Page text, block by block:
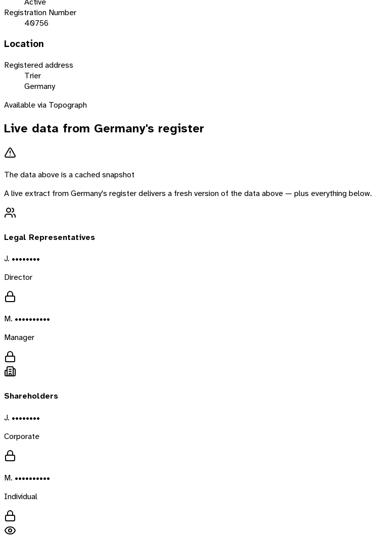
Registration Number
40756
Location
Registered address
Trier
Germany
Available via Topograph
Live data from Germany's register
The data above is a cached snapshot
A live extract fromGermany's register delivers a fresh version of the data above — plus everything below.
Legal Representatives
J. ••••••••
Director
M. ••••••••••
Manager
Shareholders
J. ••••••••
Corporate
M. ••••••••••
Individual